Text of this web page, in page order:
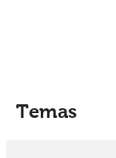
Temas